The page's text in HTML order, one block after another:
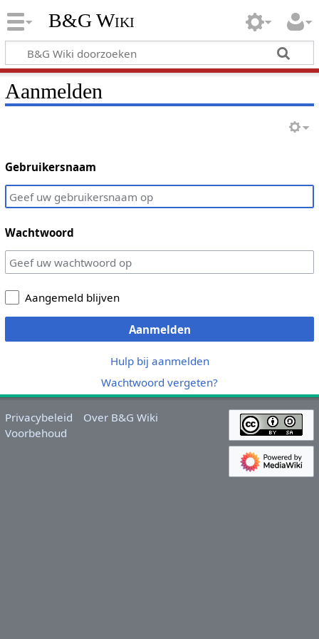
B&G Wiki
Aanmelden
Gebruikersnaam
Wachtwoord
Aangemeld blijven
Aanmelden
Hulp bij aanmelden
Wachtwoord vergeten?
Privacybeleid
Over B&G Wiki
Voorbehoud